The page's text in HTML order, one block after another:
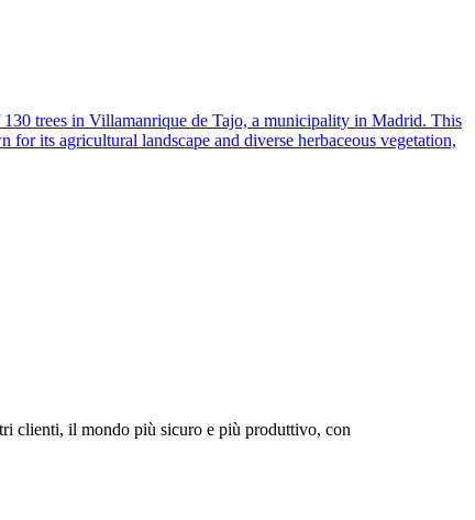
clienti, il mondo più sicuro e più produttivo, con